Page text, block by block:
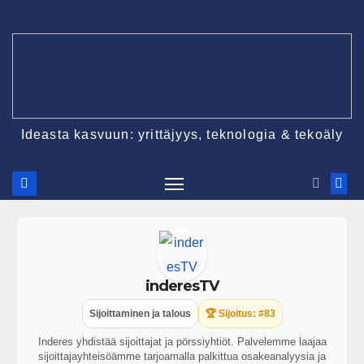
Ideasta kasvuun: yrittäjyys, teknologia & tekoäly
inderesTV
Sijoittaminen ja talous 🏆 Sijoitus: #83
Inderes yhdistää sijoittajat ja pörssiyhtiöt. Palvelemme laajaa
sijoittajayhteisöämme tarjoamalla palkittua osakeanalyysia ja